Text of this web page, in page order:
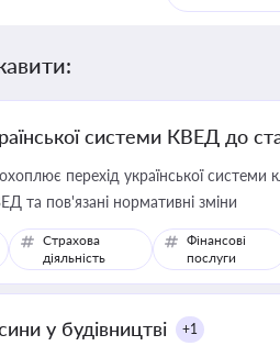
системи КВЕД до
перехід української системи
та пов'язані нормативні зміни
Страхова
діяльність
Фінансові
послуги
у будівництві +1